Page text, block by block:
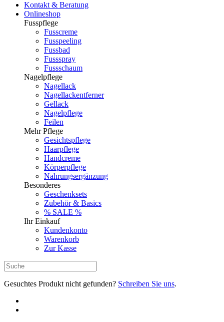
Kontakt & Beratung
Onlineshop
Fusspflege
Fusscreme
Fusspeeling
Fussbad
Fussspray
Fussschaum
Nagelpflege
Nagellack
Nagellackentferner
Gellack
Nagelpflege
Feilen
Mehr Pflege
Gesichtspflege
Haarpflege
Handcreme
Körperpflege
Nahrungsergänzung
Besonderes
Geschenksets
Zubehör & Basics
% SALE %
Ihr Einkauf
Kundenkonto
Warenkorb
Zur Kasse
Gesuchtes Produkt nicht gefunden? Schreiben Sie uns.